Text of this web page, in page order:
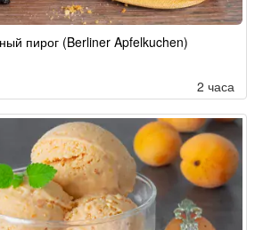
пирог (Berliner Apfelkuchen)
2 часа